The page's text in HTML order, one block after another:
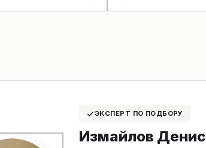
ЭКСПЕРТ ПО ПОДБОРУ
Измайлов Денис